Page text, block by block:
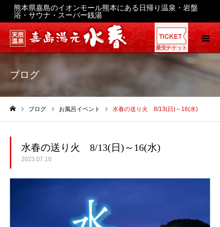
熊本県嘉島のイオンモール熊本にある日帰り温泉・岩盤
浴・サウナ・スーパー銭湯
最安チケット
ブログ
ブログ お風呂イベント 水春の送り火 8/13(日)～16(水)
水春の送り火 8/13(日)～16(水)
2023.07.10